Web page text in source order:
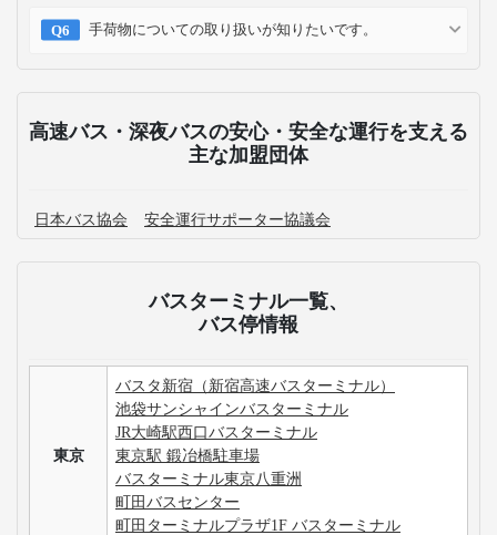
手荷物についての取り扱いが知りたいです。
高速バス・深夜バスの安心・安全な運行を支える
主な加盟団体
日本バス協会 安全運行サポーター協議会
バスターミナル一覧、
バス停情報
東京
バスタ新宿（新宿高速バスターミナル）
池袋サンシャインバスターミナル
JR大崎駅西口バスターミナル
東京駅 鍛冶橋駐車場
バスターミナル東京八重洲
町田バスセンター
町田ターミナルプラザ1F バスターミナル